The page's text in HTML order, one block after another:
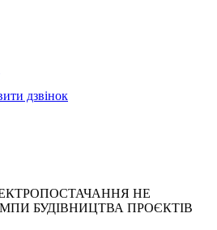
дзвінок
НЕ
БУДІВНИЦТВА ПРОЄКТІВ